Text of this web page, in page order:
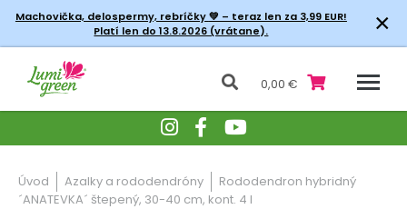
Machovička, delospermy, rebríčky💚 – teraz len za 3,99 EUR!
Platí len do 13.8.2026 (vrátane).
×
0,00 €
Úvod Azalky a rododendróny
Rododendron hybridný
´ANATEVKA´ štepený, 30-40 cm, kont. 4 l